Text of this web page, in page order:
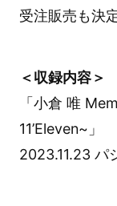
受注販売も決
＜収録内容＞
「小倉 唯
11’Eleven~」
2023.11.23 パ